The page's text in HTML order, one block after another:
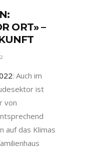
ORT» –
: Auch im
ist
von
auf das Klimas